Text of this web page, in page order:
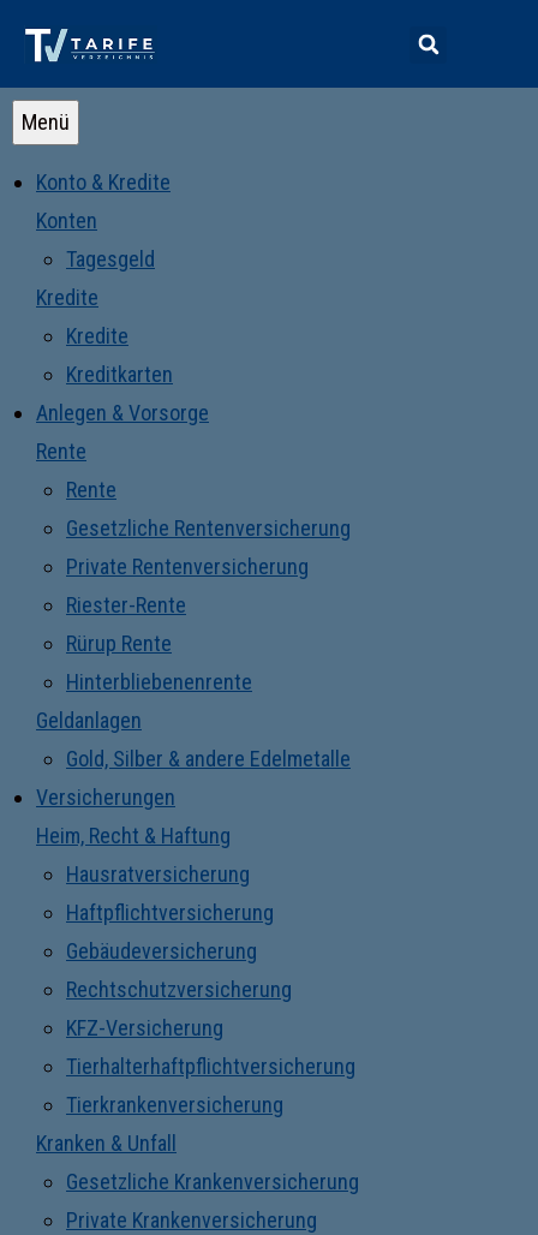
Menü
Konto & Kredite
Konten
Tagesgeld
Kredite
Kredite
Kreditkarten
Anlegen & Vorsorge
Rente
Rente
Gesetzliche Rentenversicherung
Private Rentenversicherung
Riester-Rente
Rürup Rente
Hinterbliebenenrente
Geldanlagen
Gold, Silber & andere Edelmetalle
Versicherungen
Heim, Recht & Haftung
Hausratversicherung
Haftpflichtversicherung
Gebäudeversicherung
Rechtschutzversicherung
KFZ-Versicherung
Tierhalterhaftpflichtversicherung
Tierkrankenversicherung
Kranken & Unfall
Gesetzliche Krankenversicherung
Private Krankenversicherung